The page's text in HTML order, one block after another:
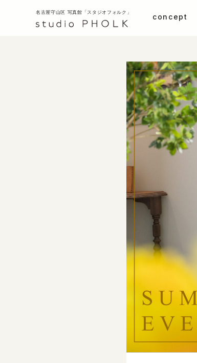
名古屋守山区 写真館「スタジオフォルク」 concept
成人式・卒業袴
プロフィール・証明写真
お子様和装